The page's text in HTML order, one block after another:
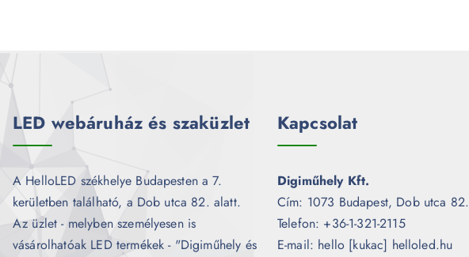
LED webáruház és szaküzlet
A HelloLED székhelye Budapesten a 7.
kerületben található, a Dob utca 82. alatt.
Az üzlet - melyben személyesen is
vásárolhatóak LED termékek - "Digiműhely és
Kapcsolat
Digiműhely Kft.
Cím: 1073 Budapest, Dob utca 82.
Telefon: +36-1-321-2115
E-mail: hello [kukac] helloled.hu